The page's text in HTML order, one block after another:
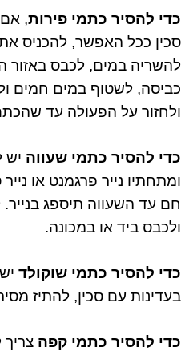
כדי להסיר כתמי פירות,
סכין ככל האפשר, להכניס
להשריה במים, לכבס באזור
כביסה, לשטוף במים חמים
ולחזור על הפעולה עד
כדי להסיר כתמי שעווה יש
ומתחתיו נייר פרגמנט או
חם עד השעווה תיספג בנייר.
ולכבס ביד או במכונה.
כדי להסיר כתמי שוקולד
בעדינות עם סכין, להתיז
כדי להסיר כתמי קפה